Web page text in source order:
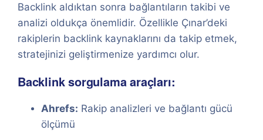
Backlink aldıktan sonra bağlantıların takibi ve
analizi oldukça önemlidir. Özellikle Çınar’deki
rakiplerin backlink kaynaklarını da takip etmek,
stratejinizi geliştirmenize yardımcı olur.
Backlink sorgulama araçları:
Ahrefs: Rakip analizleri ve bağlantı gücü
ölçümü